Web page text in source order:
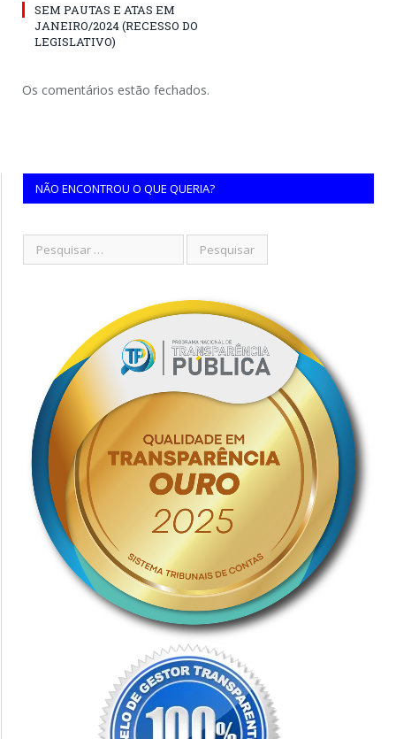
SEM PAUTAS E ATAS EM
JANEIRO/2024 (RECESSO DO
LEGISLATIVO)
Os comentários estão fechados.
NÃO ENCONTROU O QUE QUERIA?